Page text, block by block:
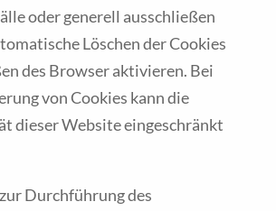
oder generell ausschließen
Löschen der Cookies
des Browser aktivieren. Bei
von Cookies kann die
dieser Website eingeschränkt
Durchführung des